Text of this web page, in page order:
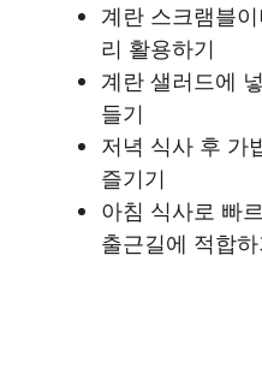
계란 스크램블
리 활용하기
계란 샐러드에
들기
저녁 식사 후 가
즐기기
아침 식사로 빠
출근길에 적합하